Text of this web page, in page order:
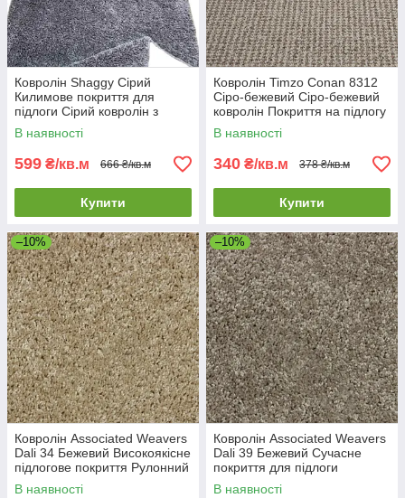
Ковролін Shaggy Сірий
Килимове покриття для
підлоги Сірий ковролін з
високим ворсом
В наявності
599 ₴/кв.м 666 ₴/кв.м
Купити
Ковролін Timzo Conan 8312
Сіро-бежевий Сіро-бежевий
ковролін Покриття на підлогу
ковролін
В наявності
340 ₴/кв.м 378 ₴/кв.м
Купити
–10%
Ковролін Associated Weavers
Dali 34 Бежевий Високоякісне
підлогове покриття Рулонний
ковролін
В наявності
–10%
Ковролін Associated Weavers
Dali 39 Бежевий Сучасне
покриття для підлоги
Тафтинговий ковролін
В наявності